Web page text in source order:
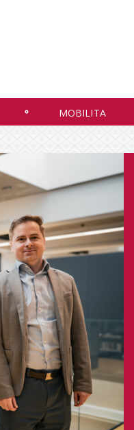
MOBILITA